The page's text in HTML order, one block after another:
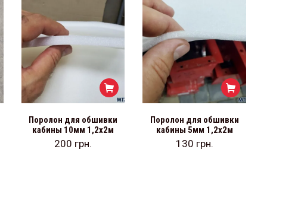
Поролон для обшивки
кабины 10мм 1,2х2м
200 грн.
Поролон для обшивки
кабины 5мм 1,2х2м
130 грн.